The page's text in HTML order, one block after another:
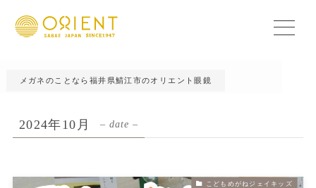
メガネのことなら福井県鯖江市のオリエント眼鏡
2024年10月 – date –
こどもめがねジェイキッズ